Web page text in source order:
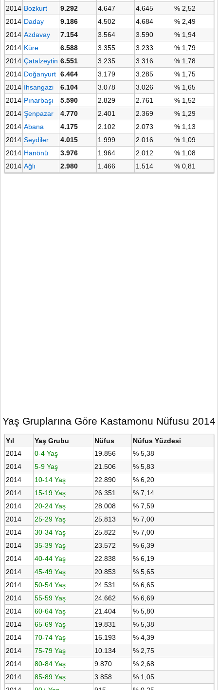
2014 Bozkurt 9.292 4.647 4.645
% 2,52
2014 Daday 9.186 4.502 4.684
% 2,49
2014 Azdavay 7.154 3.564 3.590
% 1,94
2014 Küre 6.588 3.355 3.233
% 1,79
2014 Çatalzeytin 6.551 3.235 3.316
% 1,78
2014 Doğanyurt 6.464 3.179 3.285
% 1,75
2014 İhsangazi 6.104 3.078 3.026
% 1,65
2014 Pınarbaşı 5.590 2.829 2.761
% 1,52
2014 Şenpazar 4.770 2.401 2.369
% 1,29
2014 Abana 4.175 2.102 2.073
% 1,13
2014 Seydiler 4.015 1.999 2.016
% 1,09
2014 Hanönü 3.976 1.964 2.012
% 1,08
2014 Ağlı 2.980 1.466 1.514 % 0,81
Yaş Gruplarına Göre Kastamonu Nüfusu 2014
Yıl Yaş Grubu Nüfus
Nüfus Yüzdesi
2014
0-4 Yaş 19.856
% 5,38
2014
5-9 Yaş 21.506
% 5,83
2014
10-14 Yaş 22.890
% 6,20
2014
15-19 Yaş 26.351
% 7,14
2014
20-24 Yaş 28.008
% 7,59
2014
25-29 Yaş 25.813
% 7,00
2014
30-34 Yaş 25.822
% 7,00
2014
35-39 Yaş 23.572
% 6,39
2014
40-44 Yaş 22.838
% 6,19
2014
45-49 Yaş 20.853
% 5,65
2014
50-54 Yaş 24.531
% 6,65
2014
55-59 Yaş 24.662
% 6,69
2014
60-64 Yaş 21.404
% 5,80
2014
65-69 Yaş 19.831
% 5,38
2014
70-74 Yaş 16.193
% 4,39
2014
75-79 Yaş 10.134
% 2,75
2014
80-84 Yaş 9.870
% 2,68
2014
85-89 Yaş 3.858
% 1,05